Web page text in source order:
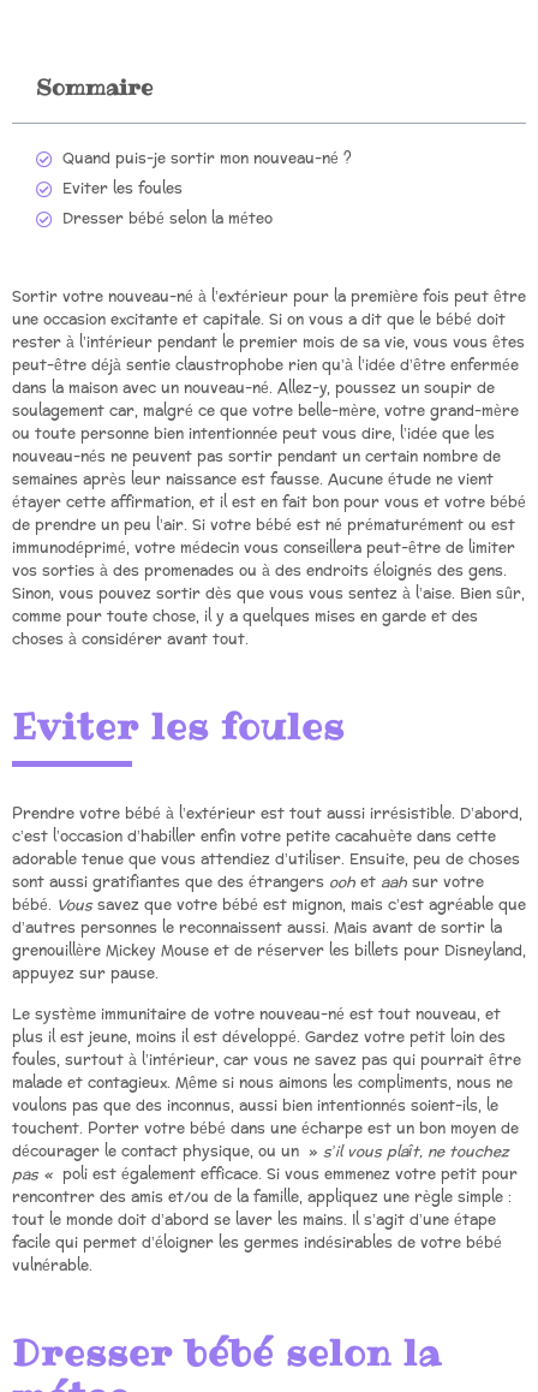
Sommaire
Quand puis-je sortir mon nouveau-né ?
Eviter les foules
Dresser bébé selon la méteo
Sortir votre nouveau-né à l’extérieur pour la première fois peut être
une occasion excitante et capitale. Si on vous a dit que le bébé doit
rester à l’intérieur pendant le premier mois de sa vie, vous vous êtes
peut-être déjà sentie claustrophobe rien qu’à l’idée d’être enfermée
dans la maison avec un nouveau-né. Allez-y, poussez un soupir de
soulagement car, malgré ce que votre belle-mère, votre grand-mère
ou toute personne bien intentionnée peut vous dire, l’idée que les
nouveau-nés ne peuvent pas sortir pendant un certain nombre de
semaines après leur naissance est fausse. Aucune étude ne vient
étayer cette affirmation, et il est en fait bon pour vous et votre bébé
de prendre un peu l’air. Si votre bébé est né prématurément ou est
immunodéprimé, votre médecin vous conseillera peut-être de limiter
vos sorties à des promenades ou à des endroits éloignés des gens.
Sinon, vous pouvez sortir dès que vous vous sentez à l’aise. Bien sûr,
comme pour toute chose, il y a quelques mises en garde et des
choses à considérer avant tout.
Eviter les foules
Prendre votre bébé à l’extérieur est tout aussi irrésistible. D’abord,
c’est l’occasion d’habiller enfin votre petite cacahuète dans cette
adorable tenue que vous attendiez d’utiliser. Ensuite, peu de choses
sont aussi gratifiantes que des étrangers oohet aahsur votre
bébé. Voussavez que votre bébé est mignon, mais c’est agréable que
d’autres personnes le reconnaissent aussi. Mais avant de sortir la
grenouillère Mickey Mouse et de réserver les billets pour Disneyland,
appuyez sur pause.
Le système immunitaire de votre nouveau-né est tout nouveau, et
plus il est jeune, moins il est développé. Gardez votre petit loin des
foules, surtout à l’intérieur, car vous ne savez pas qui pourrait être
malade et contagieux. Même si nous aimons les compliments, nous ne
voulons pas que des inconnus, aussi bien intentionnés soient-ils, le
touchent. Porter votre bébé dans une écharpe est un bon moyen de
décourager le contact physique, ou un » s’il vous plaît, ne touchez
pas « poli est également efficace. Si vous emmenez votre petit pour
rencontrer des amis et/ou de la famille, appliquez une règle simple :
tout le monde doit d’abord se laver les mains. Il s’agit d’une étape
facile qui permet d’éloigner les germes indésirables de votre bébé
vulnérable.
Dresser bébé selon la